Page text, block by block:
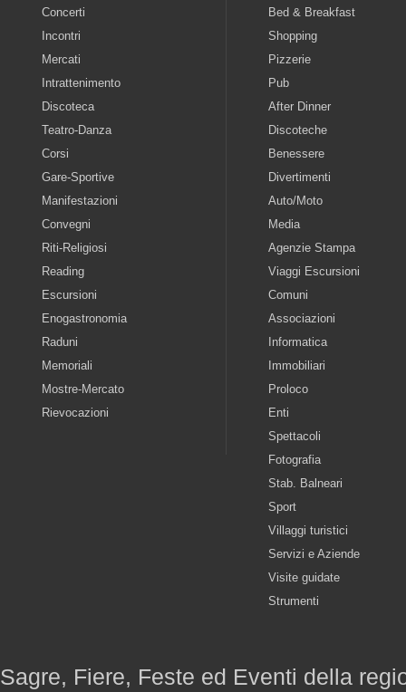
Concerti
Incontri
Mercati
Intrattenimento
Discoteca
Teatro-Danza
Corsi
Gare-Sportive
Manifestazioni
Convegni
Riti-Religiosi
Reading
Escursioni
Enogastronomia
Raduni
Memoriali
Mostre-Mercato
Rievocazioni
Bed & Breakfast
Shopping
Pizzerie
Pub
After Dinner
Discoteche
Benessere
Divertimenti
Auto/Moto
Media
Agenzie Stampa
Viaggi Escursioni
Comuni
Associazioni
Informatica
Immobiliari
Proloco
Enti
Spettacoli
Fotografia
Stab. Balneari
Sport
Villaggi turistici
Servizi e Aziende
Visite guidate
Strumenti
Sagre, Fiere, Feste ed Eventi della